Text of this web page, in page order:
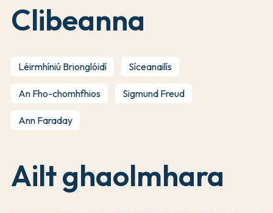
Clibeanna
Léirmhíniú Brionglóidí Síceanailís
An Fho-chomhfhios Sigmund Freud
Ann Faraday
Ailt ghaolmhara